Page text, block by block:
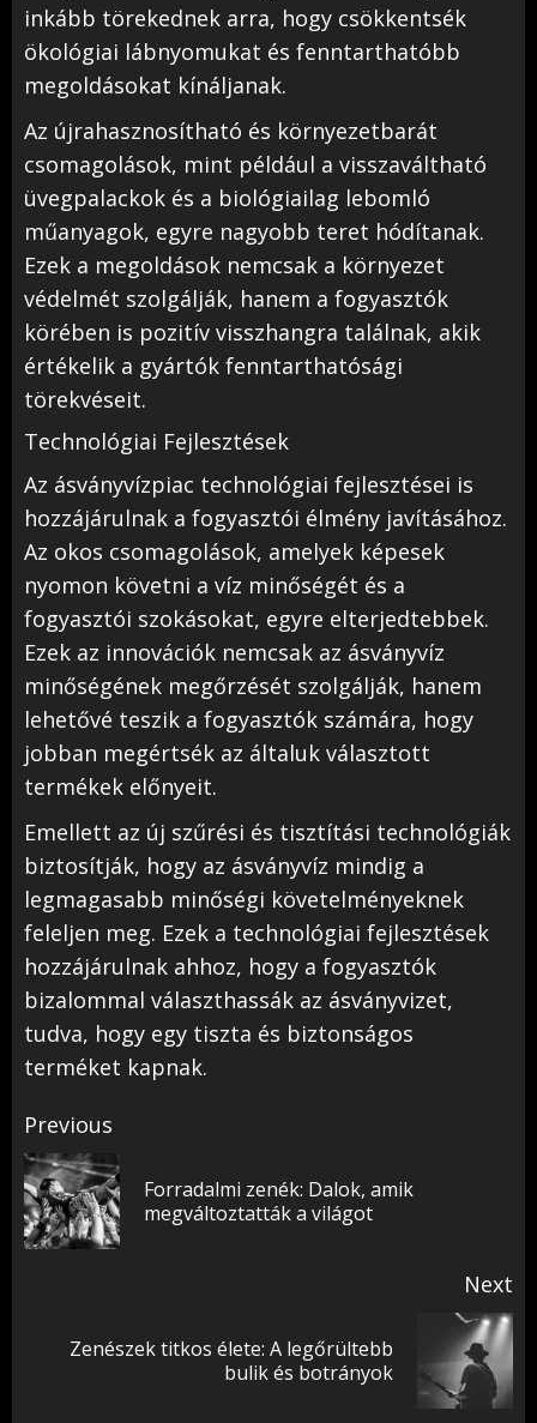
inkább törekednek arra, hogy csökkentsék
ökológiai lábnyomukat és fenntarthatóbb
megoldásokat kínáljanak.
Az újrahasznosítható és környezetbarát
csomagolások, mint például a visszaváltható
üvegpalackok és a biológiailag lebomló
műanyagok, egyre nagyobb teret hódítanak.
Ezek a megoldások nemcsak a környezet
védelmét szolgálják, hanem a fogyasztók
körében is pozitív visszhangra találnak, akik
értékelik a gyártók fenntarthatósági
törekvéseit.
Technológiai Fejlesztések
Az ásványvízpiac technológiai fejlesztései is
hozzájárulnak a fogyasztói élmény javításához.
Az okos csomagolások, amelyek képesek
nyomon követni a víz minőségét és a
fogyasztói szokásokat, egyre elterjedtebbek.
Ezek az innovációk nemcsak az ásványvíz
minőségének megőrzését szolgálják, hanem
lehetővé teszik a fogyasztók számára, hogy
jobban megértsék az általuk választott
termékek előnyeit.
Emellett az új szűrési és tisztítási technológiák
biztosítják, hogy az ásványvíz mindig a
legmagasabb minőségi követelményeknek
feleljen meg. Ezek a technológiai fejlesztések
hozzájárulnak ahhoz, hogy a fogyasztók
bizalommal választhassák az ásványvizet,
tudva, hogy egy tiszta és biztonságos
terméket kapnak.
Post
navigation
Previous
Forradalmi zenék: Dalok, amik
megváltoztatták a világot
Next
NextZenészek titkos élete: A legőrültebb
bulik és botrányok